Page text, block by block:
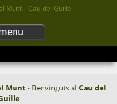
menu
Munt - Benvinguts al Cau del